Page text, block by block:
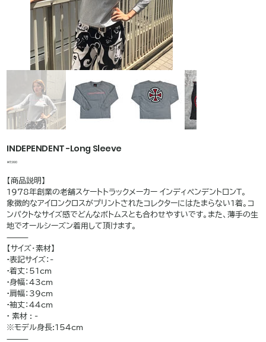
INDEPENDENT -Long Sleeve
価
￥17,990
【商品説明】
1978年創業の老舗スケートトラックメーカー インディペンデントロンT。
象徴的なアイロンクロスがプリントされたコレクターにはたまらない1着。コ
ンパクトなサイズ感でどんなボトムスとも合わせやすいです。また、薄手の生
地でオールシーズン着用して頂けます。
⸻
【サイズ・素材】
•表記サイズ：-
•着丈：51cm
•身幅：43cm
•肩幅：39cm
•袖丈：44cm
• 素材 : -
※モデル身長:154cm
⸻